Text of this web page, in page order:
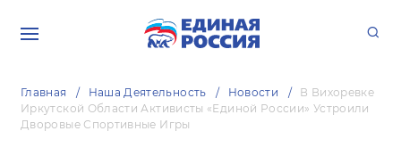
Главная Наша Деятельность Новости
В Вихоревке
Иркутской Области Активисты «Единой России» Устроили
Дворовые Спортивные Игры